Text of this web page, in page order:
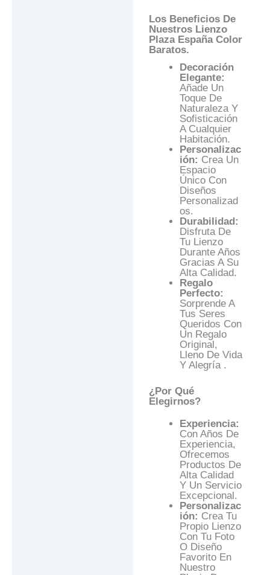
Los Beneficios De
Nuestros Lienzo
Plaza España Color
Baratos.
Decoración
Elegante:
Añade Un
Toque De
Naturaleza Y
Sofisticación
A Cualquier
Habitación.
Personalizac
Ión: Crea Un
Espacio
Único Con
Diseños
Personalizad
Os.
Durabilidad:
Disfruta De
Tu Lienzo
Durante Años
Gracias A Su
Alta Calidad.
Regalo
Perfecto:
Sorprende A
Tus Seres
Queridos Con
Un Regalo
Original,
Lleno De Vida
Y Alegría .
¿Por Qué
Elegirnos?
Experiencia:
Con Años De
Experiencia,
Ofrecemos
Productos De
Alta Calidad
Y Un Servicio
Excepcional.
Personalizac
Ión: Crea Tu
Propio Lienzo
Con Tu Foto
O Diseño
Favorito En
Nuestro